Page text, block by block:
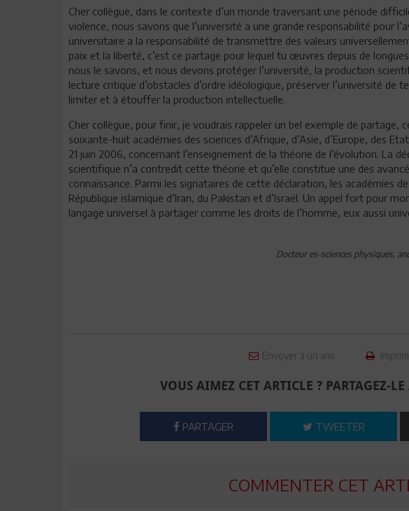
Cher collègue, dans le contexte d’un monde traversant une période
violence, nous savons que l’université a une grande responsabilité pour
universitaire a la responsabilité de transmettre des valeurs
paix et la liberté, c’est ce partage pour lequel tu œuvres depuis de
nous le savons, et nous devons protéger l’université, la production
lecture critique d’obstacles d’ordre idéologique, préserver l’université de
limiter et à étouffer la production intellectuelle.
Cher collègue, pour finir, je voudrais rappeler un bel exemple de partage,
soixante-huit académies des sciences d’Afrique, d’Asie, d’Europe, des
21 juin 2006, concernant l’enseignement de la théorie de l’évolution. La
scientifique n’a contredit cette théorie et qu’elle constitue une des
connaissance. Parmi les signataires de cette déclaration, les académies
République islamique d’Iran, du Pakistan et d’Israël. Un appel fort pour
langage universel à partager comme les droits de l’homme, eux aussi
Docteur es-sciences physiques,
Envoyer à un ami
VOUS AIMEZ CET ARTICLE ? PARTAGEZ-
PARTAGER TWEETER
COMMENTER CET